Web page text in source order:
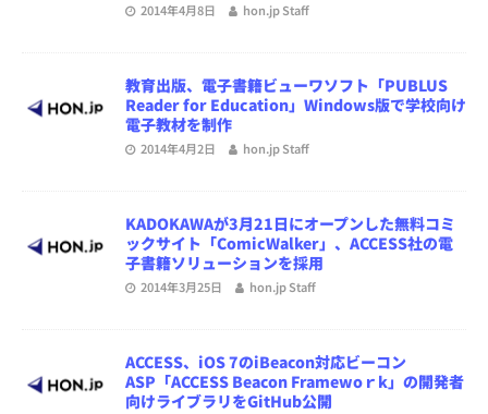
2014年4月8日 hon.jp Staff
教育出版、電子書籍ビューワソフト「PUBLUS
Reader for Education」Windows版で学校向け
電子教材を制作
2014年4月2日 hon.jp Staff
KADOKAWAが3月21日にオープンした無料コミ
ックサイト「ComicWalker」、ACCESS社の電
子書籍ソリューションを採用
2014年3月25日 hon.jp Staff
ACCESS、iOS 7のiBeacon対応ビーコン
ASP「ACCESS Beacon Framewoｒk」の開発者
向けライブラリをGitHub公開